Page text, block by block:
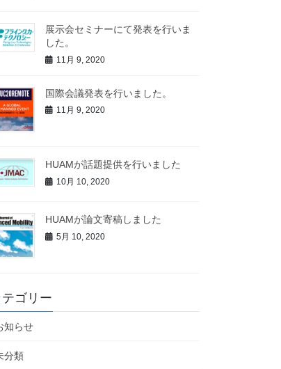
展示会セミナーにて発表を行いま
した。
11月 9, 2020
国際会議発表を行いました。
11月 9, 2020
HUAMが話題提供を行いました
10月 10, 2020
HUAMが論文寄稿しました
5月 10, 2020
テゴリー
知らせ
分類